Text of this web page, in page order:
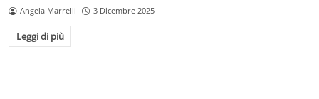
Angela Marrelli 3 Dicembre 2025
Leggi di più